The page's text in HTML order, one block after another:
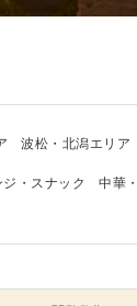
波松・北潟エリア
ジ・スナック 中華